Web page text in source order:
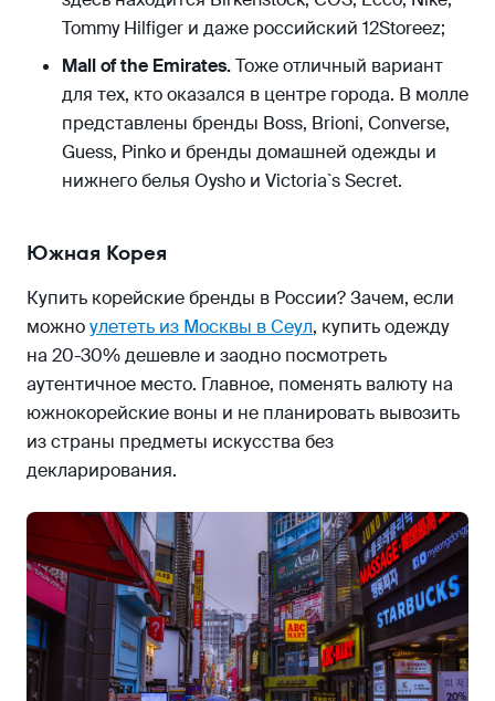
Tommy Hilfiger и даже российский 12Storeez;
Mall of the Emirates.Тоже отличный вариант
для тех, кто оказался в центре города. В молле
представлены бренды Boss, Brioni, Converse,
Guess, Pinko и бренды домашней одежды и
нижнего белья Oysho и Victoria`s Secret.
Южная Корея
Купить корейские бренды в России? Зачем, если
можноулететь из Москвы в Сеул, купить одежду
на 20-30% дешевле и заодно посмотреть
аутентичное место. Главное, поменять валюту на
южнокорейские воны и не планировать вывозить
из страны предметы искусства без
декларирования.